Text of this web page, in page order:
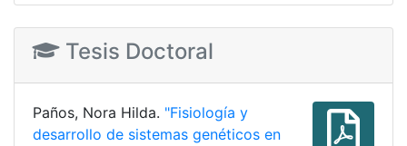
Tesis Doctoral
Paños, Nora Hilda. "Fisiología y
desarrollo de sistemas genéticos en